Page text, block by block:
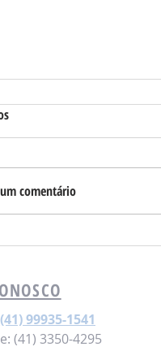
comentário
(41) 99935-1541
(41) 3350-4295